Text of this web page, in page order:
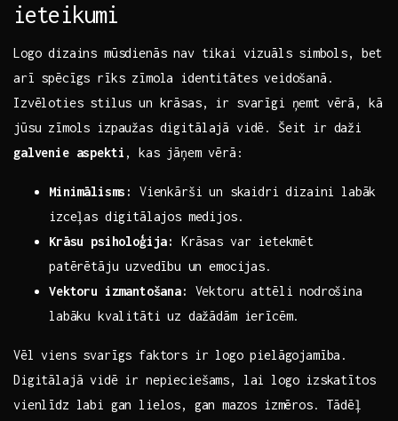
ieteikumi
Logo dizains mūsdienās⁣ nav tikai vizuāls ⁤simbols, bet
arī spēcīgs rīks ​zīmola identitātes veidošanā.⁢
Izvēloties‌ stilus un krāsas, ir svarīgi ņemt vērā, kā
jūsu zīmols izpaužas digitālajā vidē. Šeit‍ ir daži
galvenie aspekti ,⁢ kas‍ jāņem vērā:
Minimālisms:
Vienkārši ⁣un skaidri dizaini labāk
izceļas digitālajos medijos.
Krāsu psiholoģija:
Krāsas var ietekmēt
patērētāju uzvedību⁣ un emocijas.
Vektoru izmantošana:
Vektoru attēli nodrošina
labāku kvalitāti uz dažādām ierīcēm.
Vēl viens svarīgs faktors ir⁢ logo pielāgojamība.
Digitālajā vidē ir nepieciešams, ‍lai logo⁣ izskatītos
vienlīdz labi gan lielos,⁤ gan⁤ mazos izmēros. Tādēļ